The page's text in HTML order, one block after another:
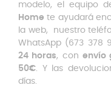
modelo, el equipo
Home te ayudará
la web, nuestro
WhatsApp (673 378
24 horas, con envío
50€. Y las
días.